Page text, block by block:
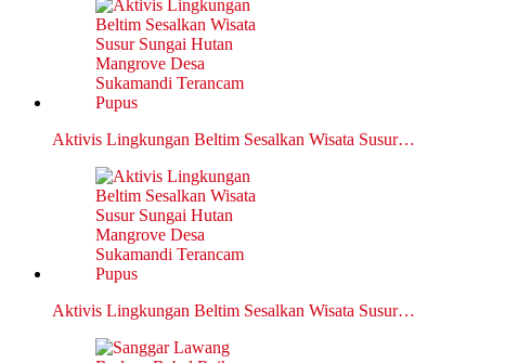
Aktivis Lingkungan Beltim Sesalkan Wisata Susur…
Aktivis Lingkungan Beltim Sesalkan Wisata Susur…